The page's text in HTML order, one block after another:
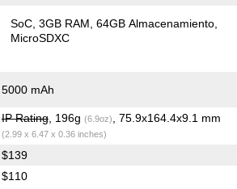
SoC 3GB RAM 64GB Almacenamiento
MicroSDXC
5000 mAh
IP Rating, 196g (6.9oz) , 75.9x164.4x9.1 mm
(2.99 x 6.47 x 0.36 inches)
$139
$110